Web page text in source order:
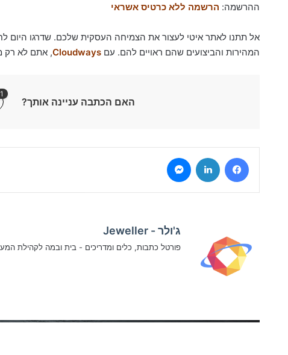
ההרשמה: הרשמה ללא כרטיס אשראי
אל תתנו לאתר איטי לעצור את הצמיחה העסקית שלכם. שדרגו היום
המהירות והביצועים שהם ראויים להם. עם Cloudways, אתם לא רק
האם הכתבה עניינה אותך?
1
Facebook
LinkedIn
ג'ולר - Jeweller
פורטל כתבות, כלים ומדריכים - בית ובמה לקהילת